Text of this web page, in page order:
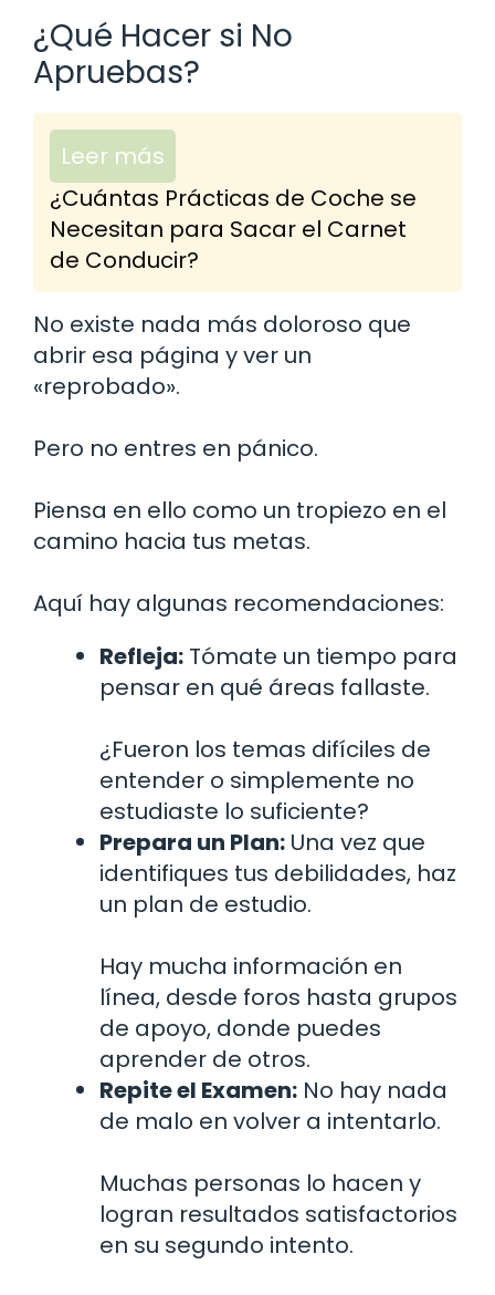
¿Qué Hacer si No
Apruebas?
Leer más
¿Cuántas Prácticas de Coche se
Necesitan para Sacar el Carnet
de Conducir?
No existe nada más doloroso que
abrir esa página y ver un
«reprobado».
Pero no entres en pánico.
Piensa en ello como un tropiezo en el
camino hacia tus metas.
Aquí hay algunas recomendaciones:
Refleja: Tómate un tiempo para
pensar en qué áreas fallaste.
¿Fueron los temas difíciles de
entender o simplemente no
estudiaste lo suficiente?
Prepara un Plan: Una vez que
identifiques tus debilidades, haz
un plan de estudio.
Hay mucha información en
línea, desde foros hasta grupos
de apoyo, donde puedes
aprender de otros.
Repite el Examen: No hay nada
de malo en volver a intentarlo.
Muchas personas lo hacen y
logran resultados satisfactorios
en su segundo intento.